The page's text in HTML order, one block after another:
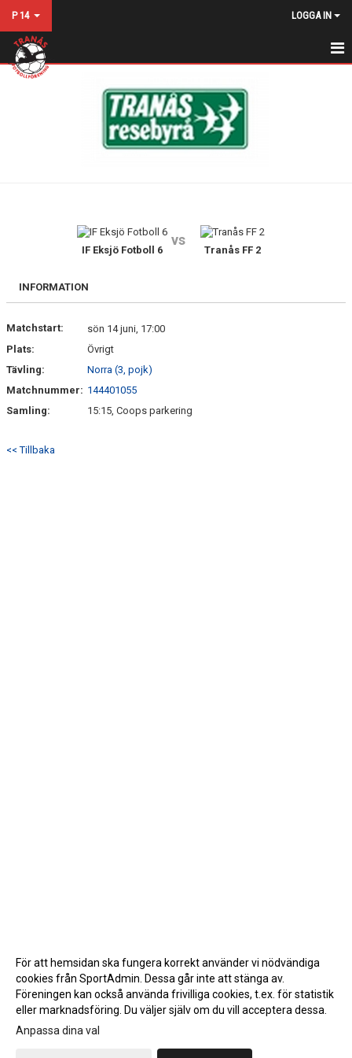
P 14 LOGGA IN
HEM
DOKUMENT
IF Eksjö Fotboll 6
vs
Tranås FF 2
INFORMATION
Matchstart:
sön 14 juni, 17:00
Plats:
Övrigt
Tävling:
Norra (3, pojk)
Matchnummer: 144401055
Samling:
15:15, Coops parkering
<< Tillbaka
Gå till Webbversion
För att hemsidan ska fungera korrekt använder vi nödvändiga
cookies från SportAdmin. Dessa går inte att stänga av.
Föreningen kan också använda frivilliga cookies, t.ex. för statistik
eller marknadsföring. Du väljer själv om du vill acceptera dessa.
Anpassa dina val